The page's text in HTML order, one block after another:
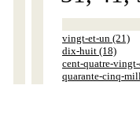
vingt-et-un (21)
dix-huit (18)
cent-quatre-
quarante-cinq-